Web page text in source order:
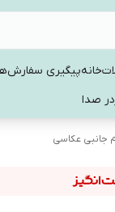
خانهپیگیری سفارش
صدا
جانبی عکاسی